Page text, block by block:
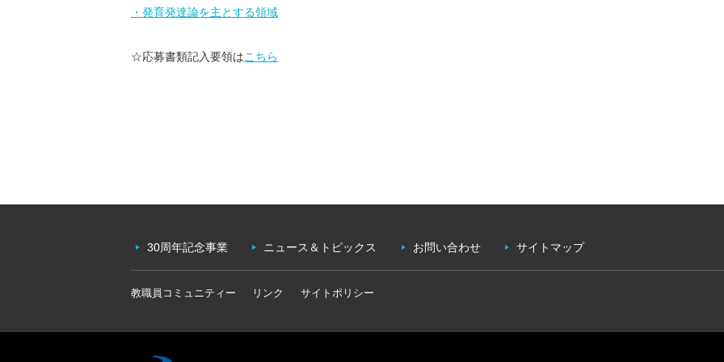
・発育発達論を主とする領域
☆応募書類記入要領はこちら
30周年記念事業 ニュース＆トピックス お問い合わせ サイトマップ
教職員コミュニティー リンク サイトポリシー